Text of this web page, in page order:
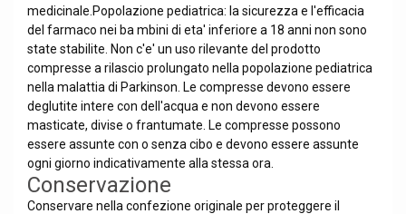
medicinale.Popolazione pediatrica: la sicurezza e l'efficacia
del farmaco nei ba mbini di eta' inferiore a 18 anni non sono
state stabilite. Non c'e' un uso rilevante del prodotto
compresse a rilascio prolungato nella popolazione pediatrica
nella malattia di Parkinson. Le compresse devono essere
deglutite intere con dell'acqua e non devono essere
masticate, divise o frantumate. Le compresse possono
essere assunte con o senza cibo e devono essere assunte
ogni giorno indicativamente alla stessa ora.
Conservazione
Conservare nella confezione originale per proteggere il